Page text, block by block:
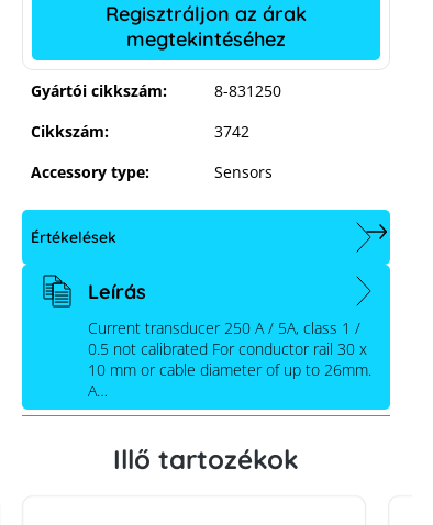
Current transducer 250/5 A not
calibrated, class 1
Gyártói cikkszám:
8-831250
Cikkszám:
3742
Accessory type:
Sensors
Regisztráljon az árak
megtekintéséhez
Értékelések
Leírás
Current transducer 250 A / 5A, class 1 /
0.5 not calibrated For conductor rail 30 x
10 mm or cable diameter of up to 26mm.
A…
Illő tartozékok